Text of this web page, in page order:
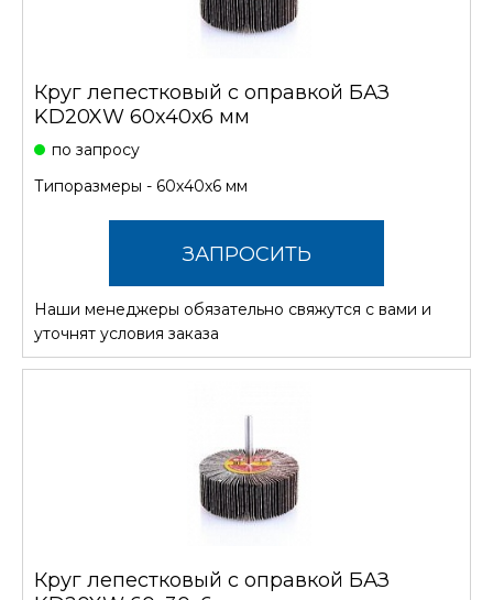
Круг лепестковый с оправкой БАЗ
KD20XW 60х40х6 мм
по запросу
Типоразмеры - 60х40х6 мм
ЗАПРОСИТЬ
СТОИМОСТЬ
Наши менеджеры обязательно свяжутся с вами и
уточнят условия заказа
Круг лепестковый с оправкой БАЗ